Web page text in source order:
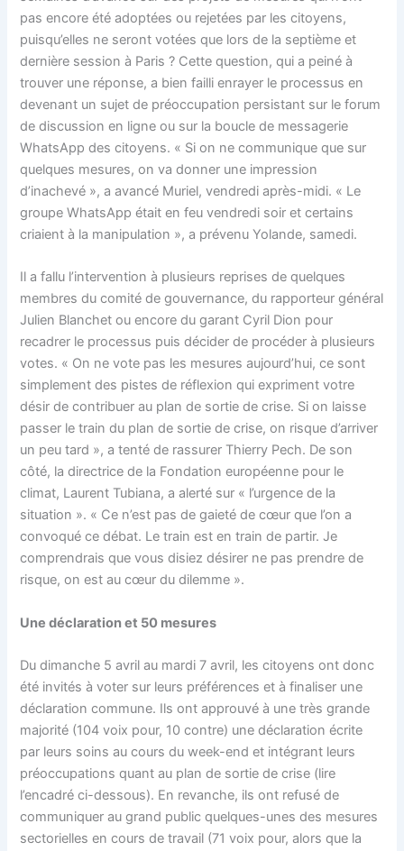
pas encore été adoptées ou rejetées par les citoyens,
puisqu’elles ne seront votées que lors de la septième et
dernière session à Paris ? Cette question, qui a peiné à
trouver une réponse, a bien failli enrayer le processus en
devenant un sujet de préoccupation persistant sur le forum
de discussion en ligne ou sur la boucle de messagerie
WhatsApp des citoyens. « Si on ne communique que sur
quelques mesures, on va donner une impression
d’inachevé », a avancé Muriel, vendredi après-midi. « Le
groupe WhatsApp était en feu vendredi soir et certains
criaient à la manipulation », a prévenu Yolande, samedi.
Il a fallu l’intervention à plusieurs reprises de quelques
membres du comité de gouvernance, du rapporteur général
Julien Blanchet ou encore du garant Cyril Dion pour
recadrer le processus puis décider de procéder à plusieurs
votes. « On ne vote pas les mesures aujourd’hui, ce sont
simplement des pistes de réflexion qui expriment votre
désir de contribuer au plan de sortie de crise. Si on laisse
passer le train du plan de sortie de crise, on risque d’arriver
un peu tard », a tenté de rassurer Thierry Pech. De son
côté, la directrice de la Fondation européenne pour le
climat, Laurent Tubiana, a alerté sur « l’urgence de la
situation ». « Ce n’est pas de gaieté de cœur que l’on a
convoqué ce débat. Le train est en train de partir. Je
comprendrais que vous disiez désirer ne pas prendre de
risque, on est au cœur du dilemme ».
Une déclaration et 50 mesures
Du dimanche 5 avril au mardi 7 avril, les citoyens ont donc
été invités à voter sur leurs préférences et à finaliser une
déclaration commune. Ils ont approuvé à une très grande
majorité (104 voix pour, 10 contre) une déclaration écrite
par leurs soins au cours du week-end et intégrant leurs
préoccupations quant au plan de sortie de crise (lire
l’encadré ci-dessous). En revanche, ils ont refusé de
communiquer au grand public quelques-unes des mesures
sectorielles en cours de travail (71 voix pour, alors que la